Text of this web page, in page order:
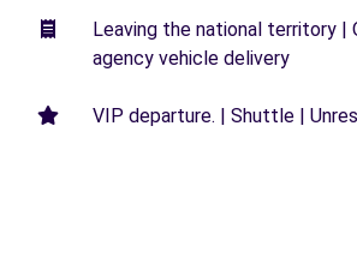
Leaving the national territory |
agency vehicle delivery
VIP departure. | Shuttle |